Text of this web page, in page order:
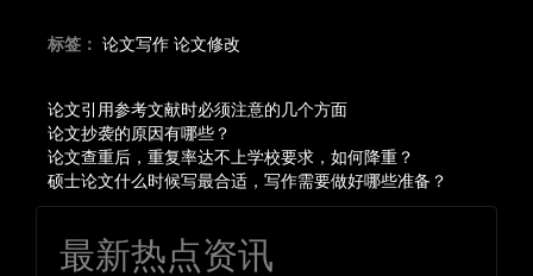
标签： 论文写作 论文修改
论文引用参考文献时必须注意的几个方面
论文抄袭的原因有哪些？
论文查重后，重复率达不上学校要求，如何降重？
硕士论文什么时候写最合适，写作需要做好哪些准备？
最新热点资讯